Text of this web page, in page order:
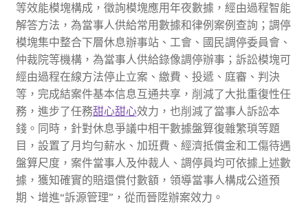
等效能模塊構成，徵詢模塊應用年夜數據，經由過程智能
解答方法，為當事人供給常用數據和律例案例查詢；調停
模塊集中整合下層休息辦事站、工會、國民調停委員會、
仲裁院等機構，為當事人供給錄像調停辦事；訴訟模塊可
經由過程在線方法停止立案、繳費、投遞、庭審、判決
等，完成結案件基本信息互通共享，削減了大批重復性任
務，進步了任務甜心甜心效力，也削減了當事人訴訟本
錢。同時，針對休息爭議中相干數據盤算復雜繁瑣等題
目，設置了月均勻薪水、加班費、經濟抵償金和工傷待遇
盤算尺度，案件當事人及仲裁人、調停員均可依據上述數
據，獲知確實的賠還償付數額，領導當事人構成公道預
期、增進“訴源管理”，從而晉陞辦案效力。